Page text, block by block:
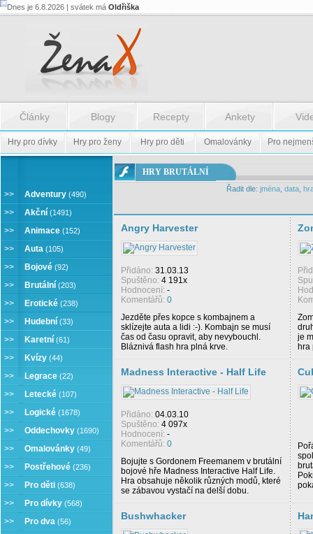
Dnes je 6.8.2026 | svátek má Oldřiška
Články Blogy Recepty Ankety
Hry pro dívky Hry pro ženy Hry pro děti Omalovánky Pro
BRUTÁLNÍ
>> Adventury (490)
>> Akční (1491)
>> Animace (152)
>> Auta (105)
>> Bojové (92)
>> Brutální (203)
>> Erotické (238)
>> Hudební (33)
>> Karetní (61)
>> Kvízy (44)
>> Legrace (22)
>> Letecké (107)
>> Logické (1678)
>> Oddechovky (1690)
>> Omalovánky (49)
>> Postřehové (236)
>> Pro děti (638)
>> Pro dívky (568)
>> Pro dva (56)
HRY BRUTÁLNÍ
Řadit dle: jména data
Angry Harvester
Přidáno: 31.03.13
Spuštěno: 4 191x
Hodnocení: -
Komentářů: 0
Jezděte přes kopce s kombajnem a
sklízejte auta a lidi :-). Kombajn se musí
čas od času opravit, aby nevybouchl.
Bláznivá flash hra plná krve.
je
hra
Madness Interactive - Half Life
Přidáno: 04.03.10
Spuštěno: 4 097x
Hodnocení: -
Komentářů: 0
Bojujte s Gordonem Freemanem v brutální
bojové hře Madness Interactive Half Life.
Hra obsahuje několik různých modů, které
se zábavou vystačí na delší dobu.
Bushwhacker